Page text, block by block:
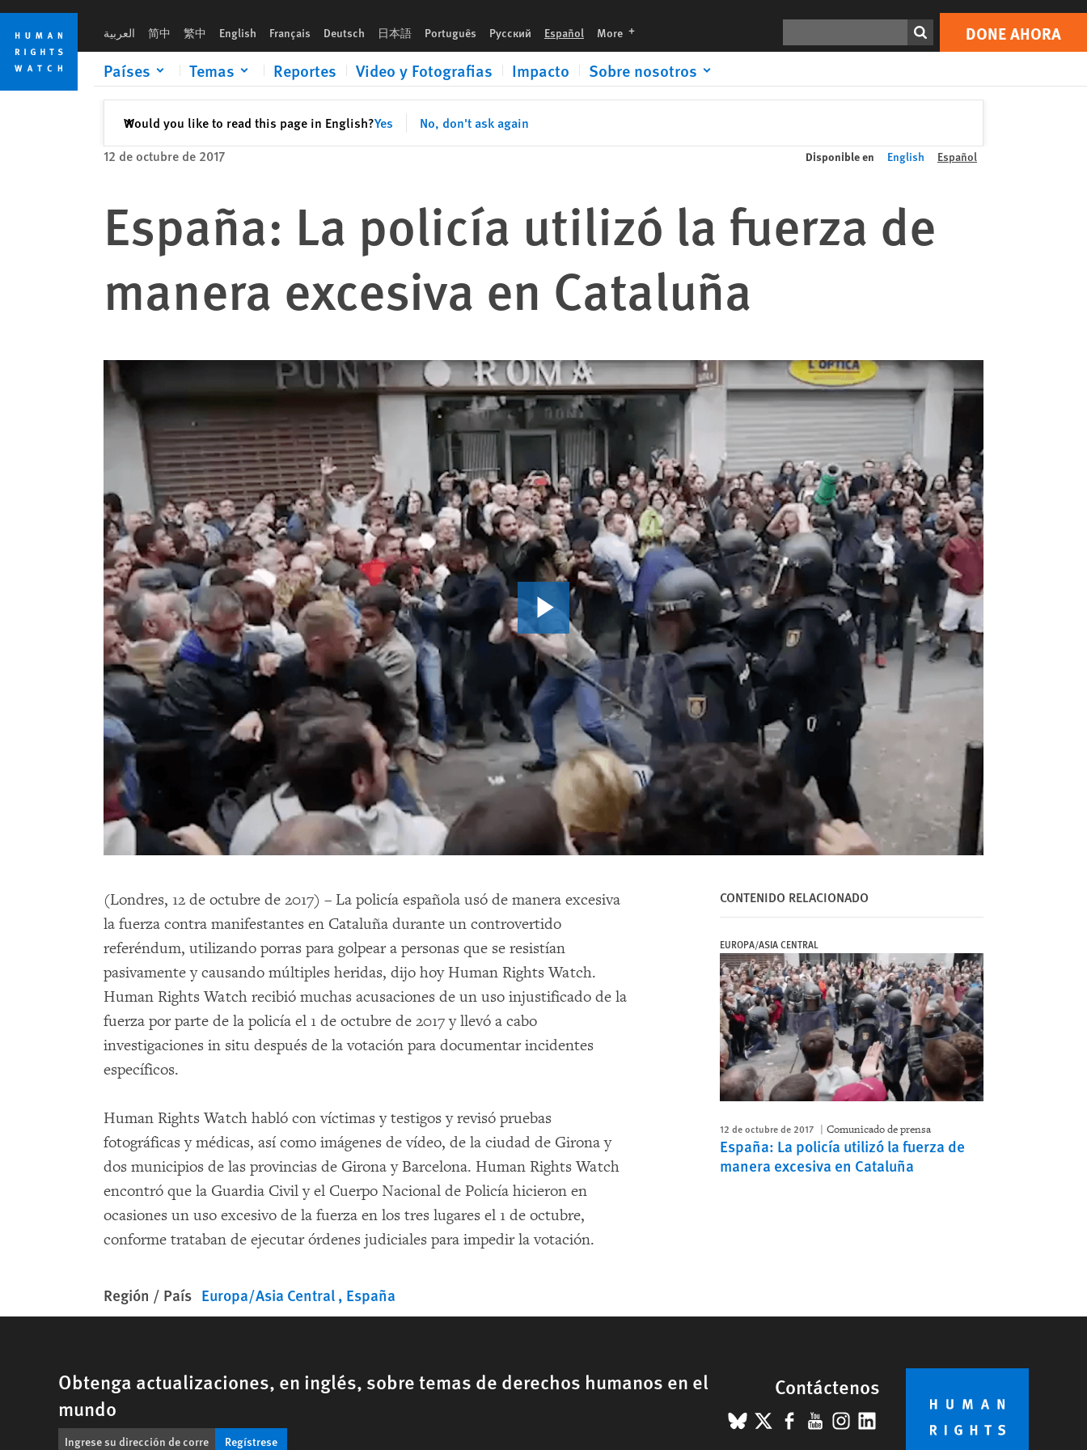
Skip
cookie
privacy
notice
Skip
main
content
العربية 简中 繁中 English Français Deutsch 日本語 Português Русский Español More languages DONE AHORA
Países Temas Reportes Video y Fotografias Impacto Sobre nosotros
Would you like to read this page in English?Yes No, don't ask again
✕Cerrar
12 de octubre de 2017
Disponible en English Español
España: La policía utilizó la fuerza de
manera excesiva en Cataluña
(Londres, 12 de octubre de 2017) – La policía española usó de manera excesiva
la fuerza contra manifestantes en Cataluña durante un controvertido
referéndum, utilizando porras para golpear a personas que se resistían
pasivamente y causando múltiples heridas, dijo hoy Human Rights Watch.
Human Rights Watch recibió muchas acusaciones de un uso injustificado de la
fuerza por parte de la policía el 1 de octubre de 2017 y llevó a cabo
investigaciones in situ después de la votación para documentar incidentes
específicos.
Human Rights Watch habló con víctimas y testigos y revisó pruebas
fotográficas y médicas, así como imágenes de vídeo, de la ciudad de Girona y
dos municipios de las provincias de Girona y Barcelona. Human Rights Watch
encontró que la Guardia Civil y el Cuerpo Nacional de Policía hicieron en
ocasiones un uso excesivo de la fuerza en los tres lugares el 1 de octubre,
conforme trataban de ejecutar órdenes judiciales para impedir la votación.
Región / País Europa/Asia Central España
CONTENIDO RELACIONADO
EUROPA/ASIA CENTRAL
12 de octubre de 2017 Comunicado de prensa
España: La policía utilizó la fuerza de
manera excesiva en Cataluña
Obtenga actualizaciones, en inglés, sobre temas de derechos humanos en el
mundo
Regístrese
Contáctenos
BlueSky
X Facebook
YouTube
Instagram
LinkedIn